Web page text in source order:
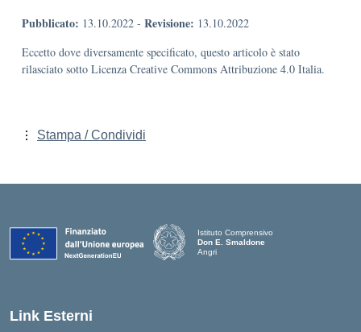
Pubblicato: 13.10.2022 - Revisione: 13.10.2022
Eccetto dove diversamente specificato, questo articolo è stato
rilasciato sotto Licenza Creative Commons Attribuzione 4.0 Italia.
Stampa / Condividi
Istituto Comprensivo
Don E. Smaldone
Angri
Link Esterni